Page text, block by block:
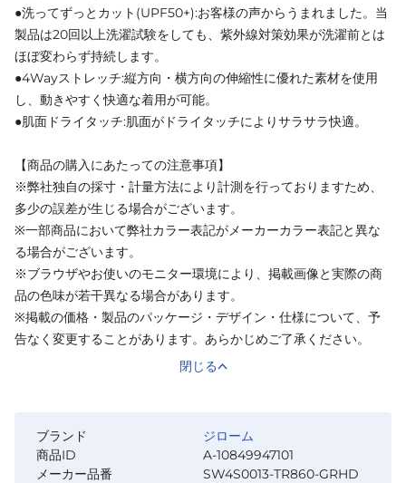
●洗ってずっとカット(UPF50+):お客様の声からうまれました。当
製品は20回以上洗濯試験をしても、紫外線対策効果が洗濯前とは
ほぼ変わらず持続します。
●4Wayストレッチ:縦方向・横方向の伸縮性に優れた素材を使用
し、動きやすく快適な着用が可能。
●肌面ドライタッチ:肌面がドライタッチによりサラサラ快適。
【商品の購入にあたっての注意事項】
※弊社独自の採寸・計量方法により計測を行っておりますため、
多少の誤差が生じる場合がございます。
※一部商品において弊社カラー表記がメーカーカラー表記と異な
る場合がございます。
※ブラウザやお使いのモニター環境により、掲載画像と実際の商
品の色味が若干異なる場合があります。
※掲載の価格・製品のパッケージ・デザイン・仕様について、予
告なく変更することがあります。あらかじめご了承ください。
閉じる
ブランド
ジローム
商品ID
A-10849947101
メーカー品番
SW4S0013-TR860-GRHD